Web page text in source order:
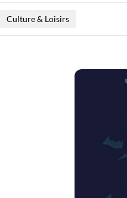
Culture & Loisirs